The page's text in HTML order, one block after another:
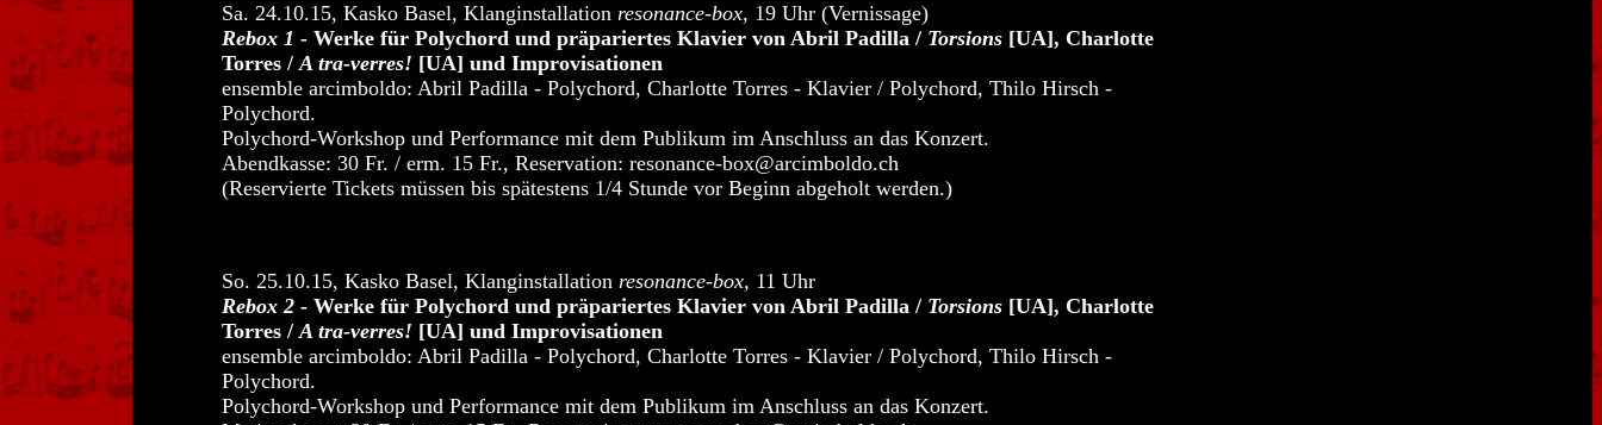
Sa. 24.10.15, Kasko Basel, Klanginstallation resonance-box, 19 Uhr (Vernissage)
Rebox 1 - Werke für Polychord und präpariertes Klavier von Abril Padilla / Torsions [UA], Charlotte
Torres /A tra-verres! [UA] und Improvisationen
ensemble arcimboldo: Abril Padilla - Polychord, Charlotte Torres - Klavier / Polychord, Thilo Hirsch -
Polychord.
Polychord-Workshop und Performance mit dem Publikum im Anschluss an das Konzert.
Abendkasse: 30 Fr. / erm. 15 Fr., Reservation: resonance-box@arcimboldo.ch
(Reservierte Tickets müssen bis spätestens 1/4 Stunde vor Beginn abgeholt werden.)
So. 25.10.15, Kasko Basel, Klanginstallation resonance-box, 11 Uhr
Rebox 2 - Werke für Polychord und präpariertes Klavier von Abril Padilla / Torsions [UA], Charlotte
Torres /A tra-verres! [UA] und Improvisationen
ensemble arcimboldo: Abril Padilla - Polychord, Charlotte Torres - Klavier / Polychord, Thilo Hirsch -
Polychord.
Polychord-Workshop und Performance mit dem Publikum im Anschluss an das Konzert.